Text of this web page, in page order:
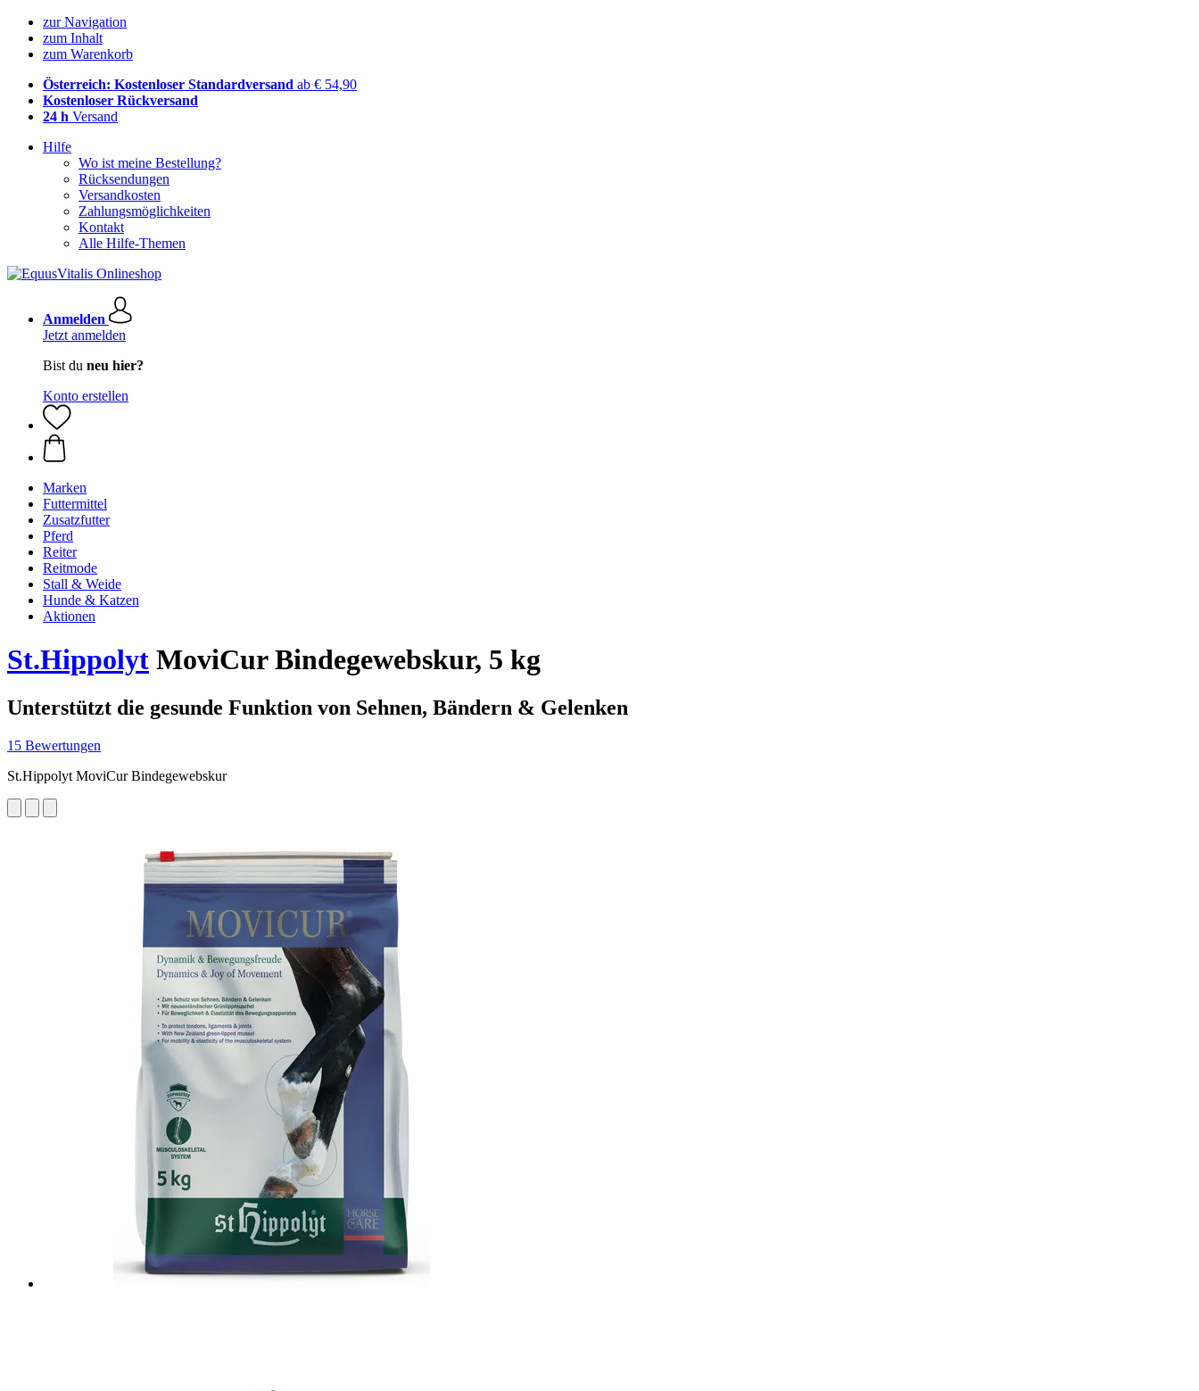
zur Navigation
zum Inhalt
zum Warenkorb
Österreich: Kostenloser Standardversand ab € 54,90
Kostenloser Rückversand
24 h Versand
Hilfe
Wo ist meine Bestellung?
Rücksendungen
Versandkosten
Zahlungsmöglichkeiten
Kontakt
Alle Hilfe-Themen
Anmelden
Jetzt anmelden
Bist du neu hier?
Konto erstellen
Marken
Futtermittel
Zusatzfutter
Pferd
Reiter
Reitmode
Stall & Weide
Hunde & Katzen
Aktionen
St.Hippolyt MoviCur Bindegewebskur, 5 kg
Unterstützt die gesunde Funktion von Sehnen, Bändern & Gelenken
15 Bewertungen
St.Hippolyt MoviCur Bindegewebskur